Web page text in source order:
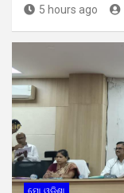
5 hours ago
ମୋ ଓଡ଼ିଶା